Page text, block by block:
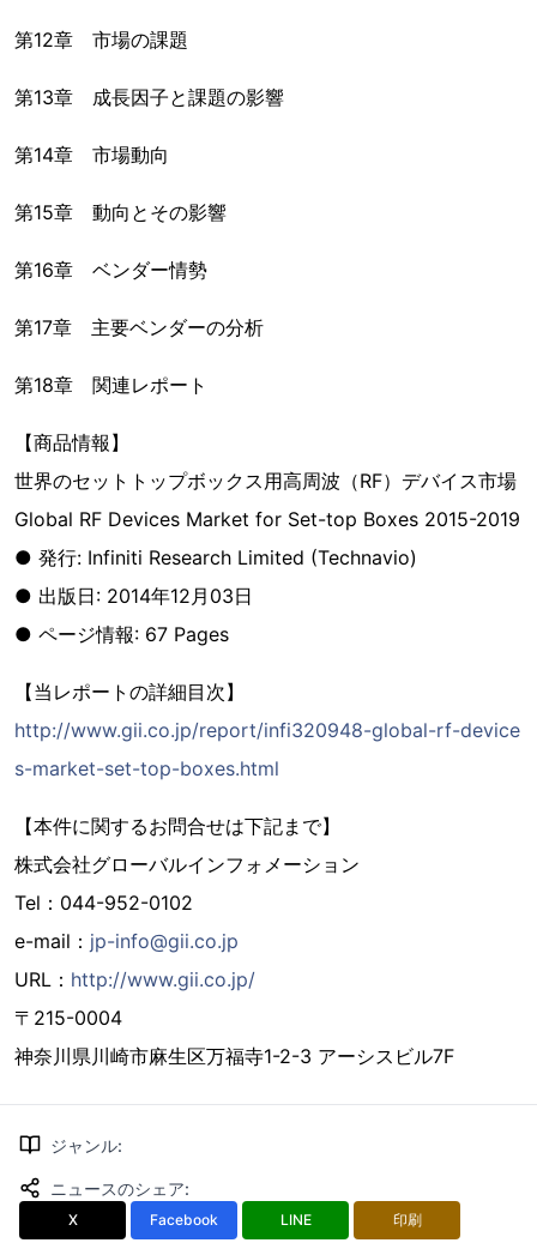
第12章 市場の課題
第13章 成長因子と課題の影響
第14章 市場動向
第15章 動向とその影響
第16章 ベンダー情勢
第17章 主要ベンダーの分析
第18章 関連レポート
【商品情報】
世界のセットトップボックス用高周波（RF）デバイス市場
Global RF Devices Market for Set-top Boxes 2015-2019
● 発行: Infiniti Research Limited (Technavio)
● 出版日: 2014年12月03日
● ページ情報: 67 Pages
【当レポートの詳細目次】
http://www.gii.co.jp/report/infi320948-global-rf-device
s-market-set-top-boxes.html
【本件に関するお問合せは下記まで】
株式会社グローバルインフォメーション
Tel：044-952-0102
e-mail： jp-info@gii.co.jp
URL： http://www.gii.co.jp/
〒215-0004
神奈川県川崎市麻生区万福寺1-2-3 アーシスビル7F
ジャンル:
ニュースのシェア:
X Facebook LINE 印刷